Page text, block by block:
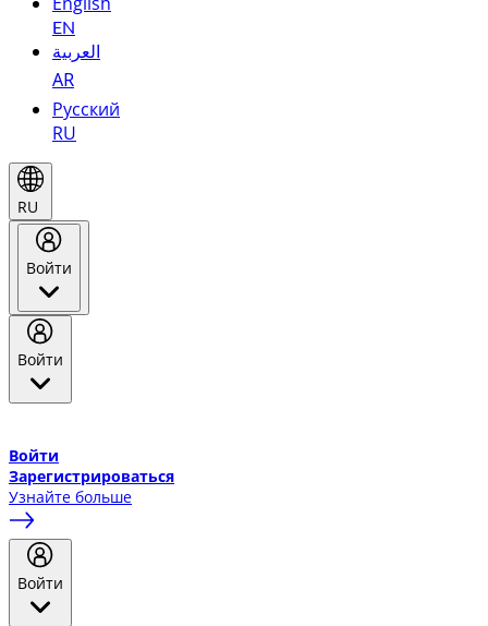
EN
العربية
AR
Русский
RU
RU
Войти
Войти
Войти
Зарегистрироваться
Узнайте больше
Войти